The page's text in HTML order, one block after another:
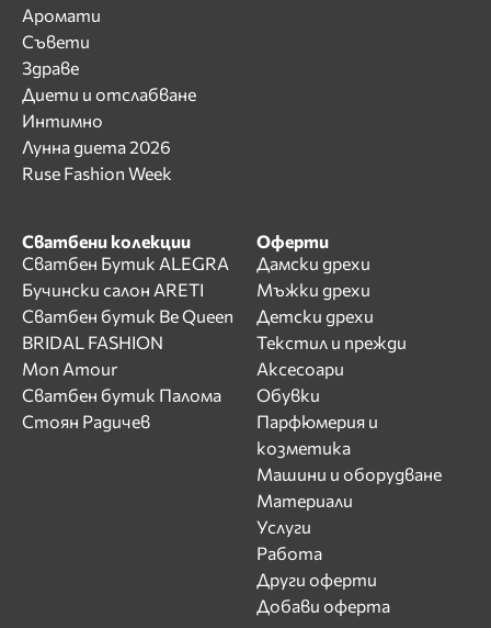
Аромати
Съвети
Здраве
Диети и отслабване
Интимно
Лунна диета 2026
Ruse Fashion Week
Сватбени колекции
Сватбен Бутик ALEGRA
Бучински салон ARETI
Сватбен бутик Be Queen
BRIDAL FASHION
Mon Amour
Сватбен бутик Палома
Стоян Радичев
Оферти
Дамски дрехи
Мъжки дрехи
Детски дрехи
Текстил и прежди
Аксесоари
Обувки
Парфюмерия и
козметика
Машини и оборудване
Материали
Услуги
Работа
Други оферти
Добави оферта